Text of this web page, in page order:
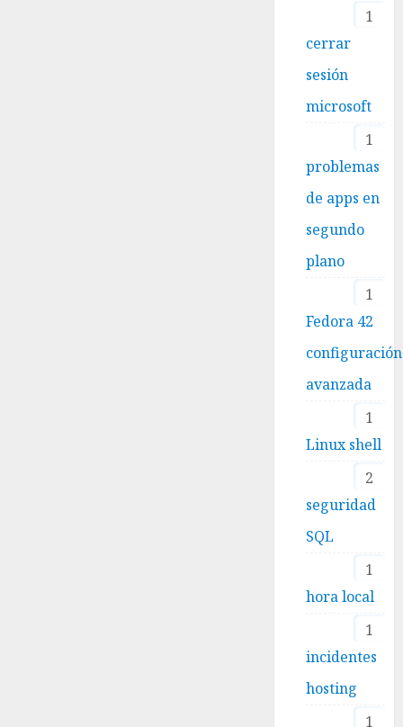
1
cerrar
sesión
microsoft
1
problemas
de apps en
segundo
plano
1
Fedora 42
configuración
avanzada
1
Linux shell
2
seguridad
SQL
1
hora local
1
incidentes
hosting
1